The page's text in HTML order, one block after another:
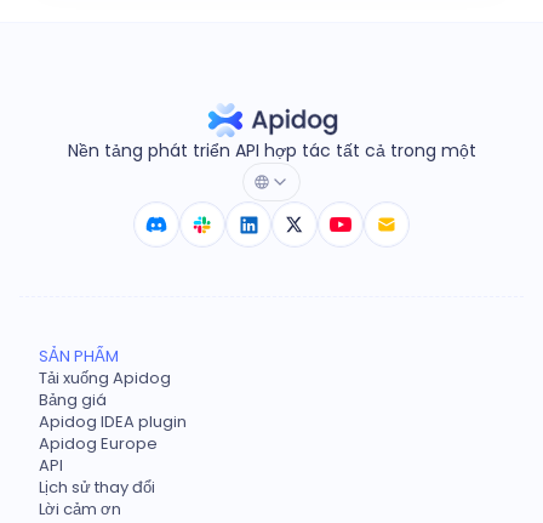
Nền tảng phát triển API hợp tác tất cả trong một
SẢN PHẨM
Tải xuống Apidog
Bảng giá
Apidog IDEA plugin
Apidog Europe
API
Lịch sử thay đổi
Lời cảm ơn